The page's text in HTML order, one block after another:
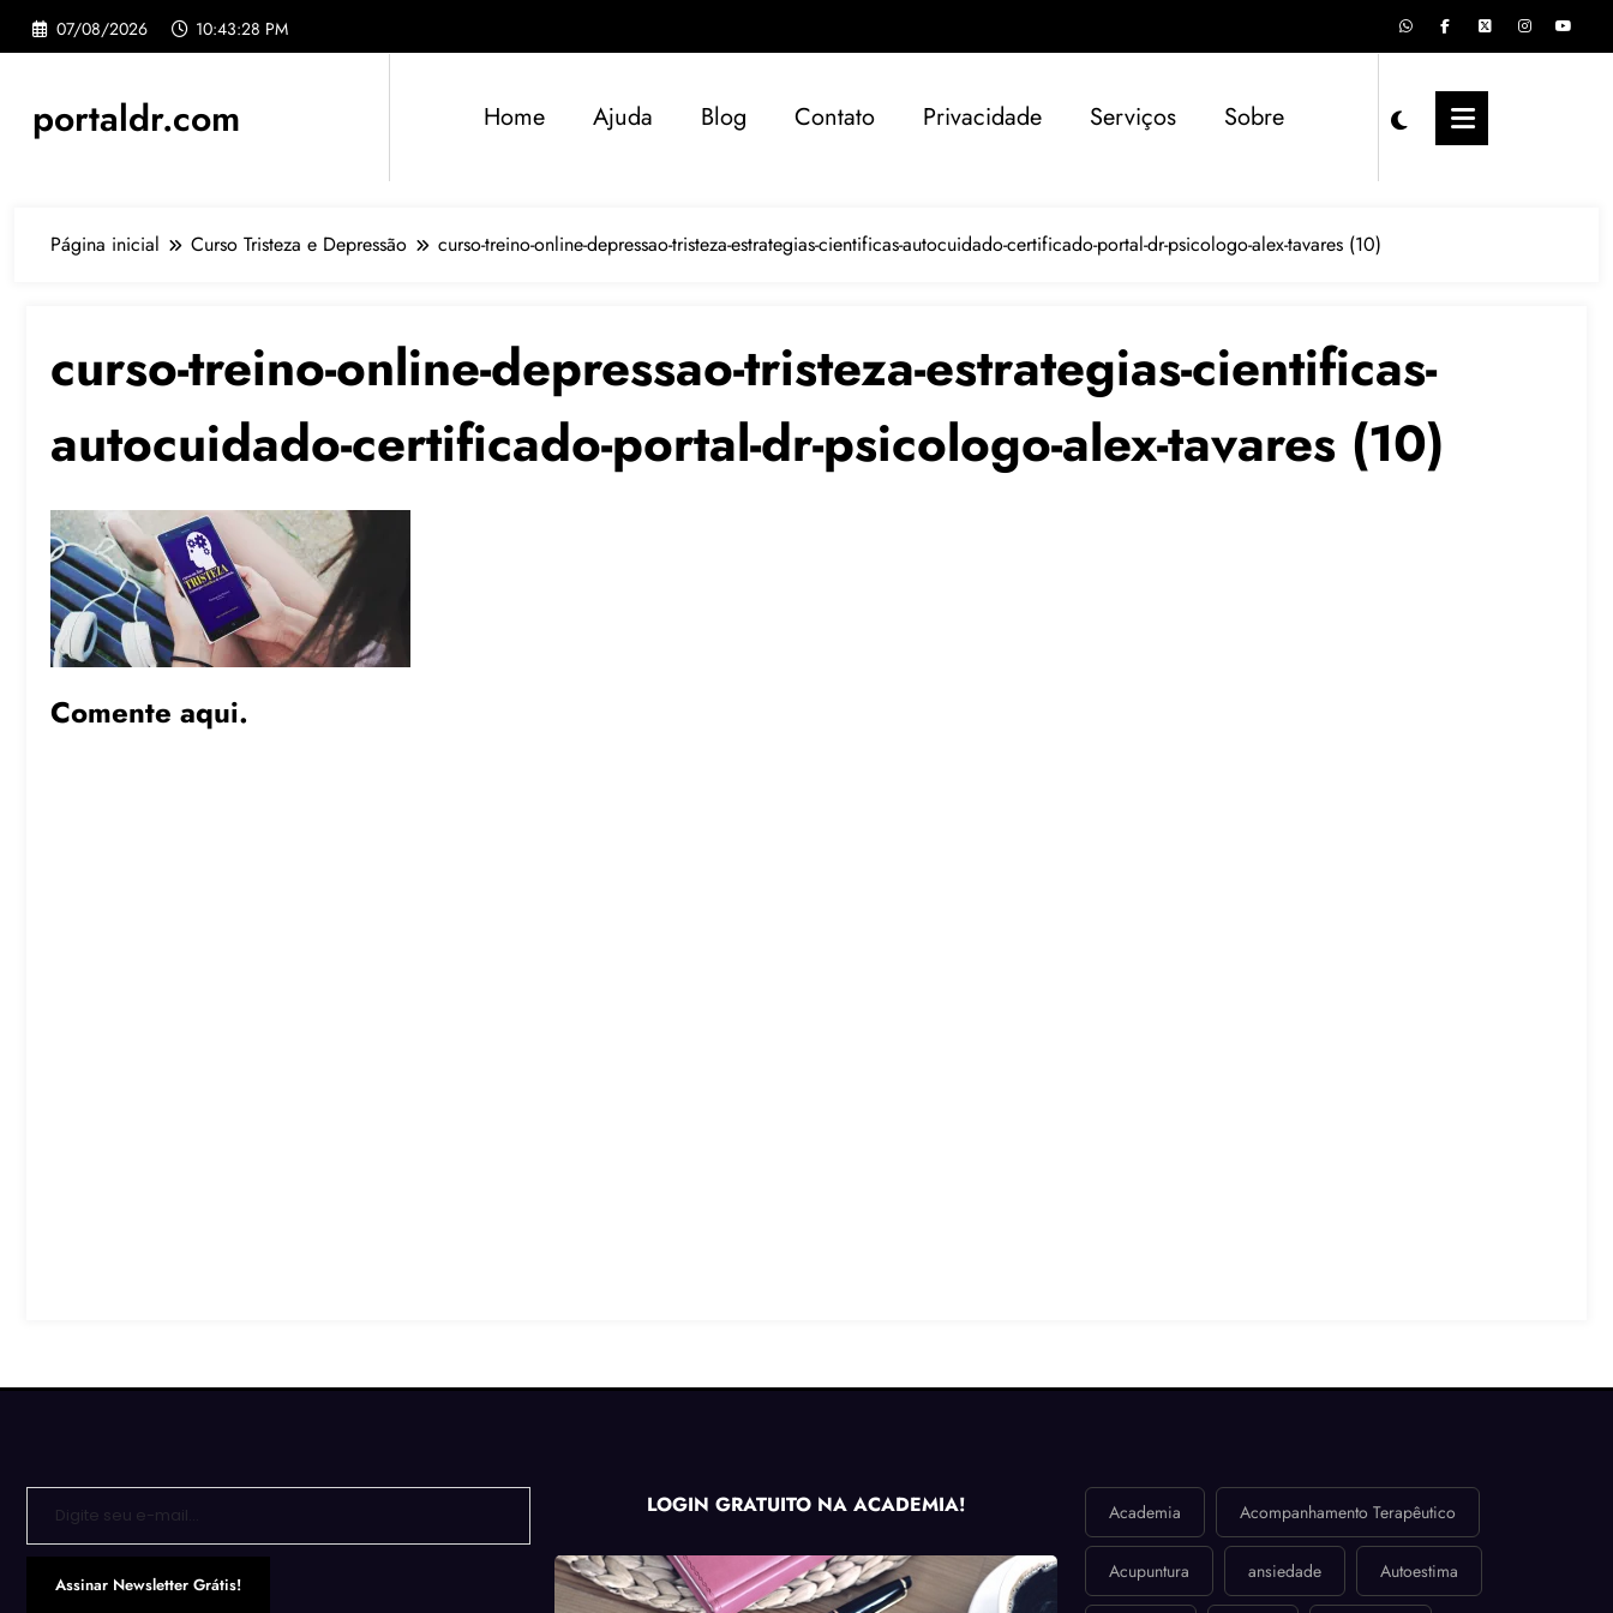
Pular
para
07/08/2026 10:43:29 PM
portaldr.com Home Ajuda Blog Contato Privacidade Serviços Sobre
Página inicial Curso Tristeza e Depressão curso-treino-online-depressao-tristeza-estrategias-cientificas-autocuidado-certificado-portal-dr-psicologo-alex-tavares (10)
curso-treino-online-depressao-tristeza-estrategias-cientificas-
autocuidado-certificado-portal-dr-psicologo-alex-tavares (10)
Comente aqui.
Digite seu e-mail…
Assinar Newsletter Grátis!
LOGIN GRATUITO NA ACADEMIA! Academia Acompanhamento Terapêutico
Acupuntura ansiedade Autoestima